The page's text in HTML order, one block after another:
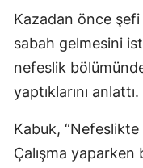
Kazadan önce
sabah gelmesini
nefeslik
yaptıklarını anlattı.
Kabuk, “Nefeslikte
Çalışma yaparken